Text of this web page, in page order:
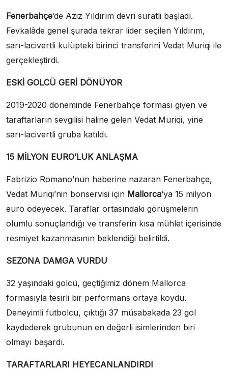
Fenerbahçe‘de Aziz Yıldırım devri süratli başladı.
Fevkalâde genel şurada tekrar lider seçilen Yıldırım,
sarı-lacivertli kulüpteki birinci transferini Vedat Muriqi ile
gerçekleştirdi.
ESKİ GOLCÜ GERİ DÖNÜYOR
2019-2020 döneminde Fenerbahçe forması giyen ve
taraftarların sevgilisi haline gelen Vedat Muriqi, yine
sarı-lacivertli gruba katıldı.
15 MİLYON EURO’LUK ANLAŞMA
Fabrizio Romano’nun haberine nazaran Fenerbahçe,
Vedat Muriqi’nin bonservisi için Mallorca‘ya 15 milyon
euro ödeyecek. Taraflar ortasındaki görüşmelerin
olumlu sonuçlandığı ve transferin kısa mühlet içerisinde
resmiyet kazanmasının beklendiği belirtildi.
SEZONA DAMGA VURDU
32 yaşındaki golcü, geçtiğimiz dönem Mallorca
formasıyla tesirli bir performans ortaya koydu.
Deneyimli futbolcu, çıktığı 37 müsabakada 23 gol
kaydederek grubunun en değerli isimlerinden biri
olmayı başardı.
TARAFTARLARI HEYECANLANDIRDI